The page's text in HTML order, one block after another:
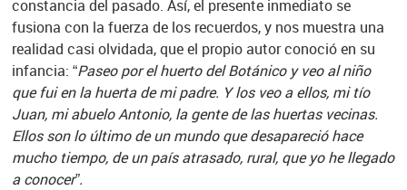
constancia del pasado. Así, el presente inmediato se
fusiona con la fuerza de los recuerdos, y nos muestra una
realidad casi olvidada, que el propio autor conoció en su
infancia: “Paseo por el huerto del Botánico y veo al niño
que fui en la huerta de mi padre. Y los veo a ellos, mi tío
Juan, mi abuelo Antonio, la gente de las huertas vecinas.
Ellos son lo último de un mundo que desapareció hace
mucho tiempo, de un país atrasado, rural, que yo he llegado
a conocer”.